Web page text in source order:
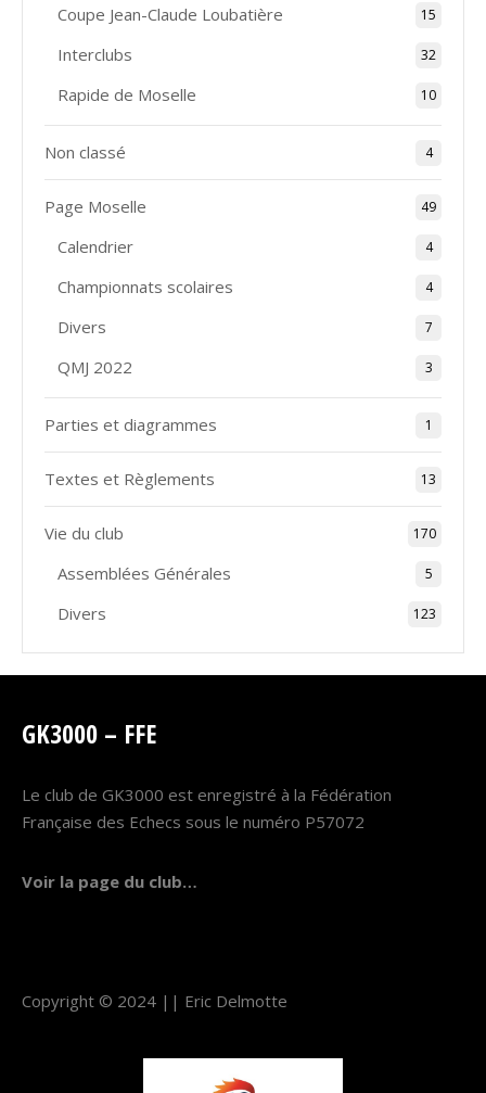
Coupe Jean-Claude Loubatière 15
Interclubs 32
Rapide de Moselle 10
Non classé 4
Page Moselle 49
Calendrier 4
Championnats scolaires 4
Divers 7
QMJ 2022 3
Parties et diagrammes 1
Textes et Règlements 13
Vie du club 170
Assemblées Générales 5
Divers 123
GK3000 – FFE
Le club de GK3000 est enregistré à la Fédération
Française des Echecs sous le numéro P57072
Voir la page du club…
Copyright © 2024 || Eric Delmotte